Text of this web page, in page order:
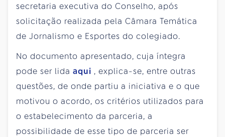
secretaria executiva do Conselho, após
solicitação realizada pela Câmara Temática
de Jornalismo e Esportes do colegiado.
No documento apresentado, cuja íntegra
pode ser lida aqui , explica-se, entre outras
questões, de onde partiu a iniciativa e o que
motivou o acordo, os critérios utilizados para
o estabelecimento da parceria, a
possibilidade de esse tipo de parceria ser